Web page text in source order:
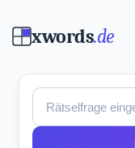
xwords.de